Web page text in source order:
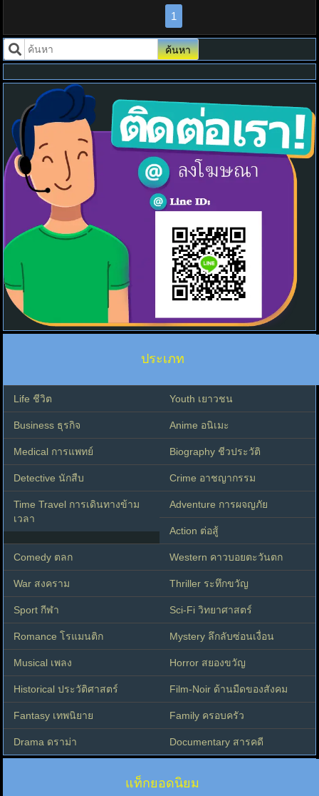
1
ค้นหา
ประเภท
Life ชีวิต Youth เยาวชน
Business ธุรกิจ Anime อนิเมะ
Medical การแพทย์ Biography ชีวประวัติ
Detective นักสืบ Crime อาชญากรรม
Time Travel การเดินทางข้าม
เวลา
Adventure การผจญภัย
Action ต่อสู้
Comedy ตลก Western คาวบอยตะวันตก
War สงคราม Thriller ระทึกขวัญ
Sport กีฬา Sci-Fi วิทยาศาสตร์
Romance โรแมนติก Mystery ลึกลับซ่อนเงื่อน
Musical เพลง Horror สยองขวัญ
Historical ประวัติศาสตร์ Film-Noir ด้านมืดของสังคม
Fantasy เทพนิยาย Family ครอบครัว
Drama ดราม่า Documentary สารคดี
แท็กยอดนิยม